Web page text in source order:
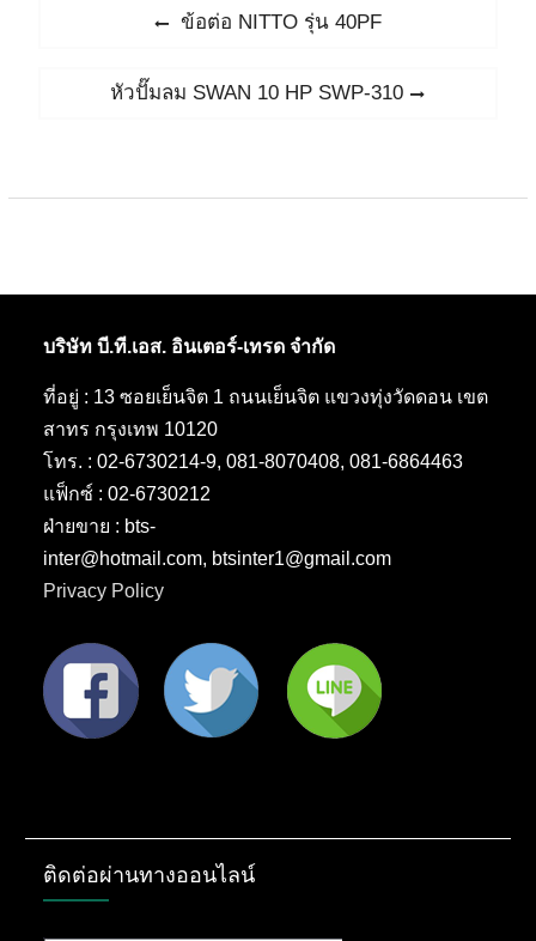
Previous
ข้อต่อ NITTO รุ่น 40PF
Next
หัวปั๊มลม SWAN 10 HP SWP-310
บริษัท บี.ที.เอส. อินเตอร์-เทรด จำกัด
ที่อยู่ : 13 ซอยเย็นจิต 1 ถนนเย็นจิต แขวงทุ่งวัดดอน เขต
สาทร กรุงเทพ 10120
โทร. : 02-6730214-9, 081-8070408, 081-6864463
แฟ็กซ์ : 02-6730212
ฝ่ายขาย : bts-
inter@hotmail.com, btsinter1@gmail.com
Privacy Policy
ติดต่อผ่านทางออนไลน์